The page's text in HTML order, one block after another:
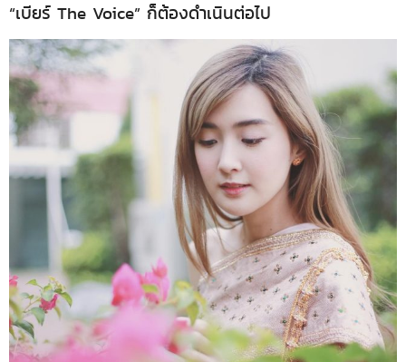
“เบียร์ The Voice” ก็ต้องดำเนินต่อไป